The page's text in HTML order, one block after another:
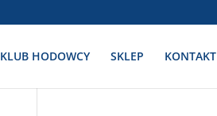
KLUB HODOWCY SKLEP KONTAKT